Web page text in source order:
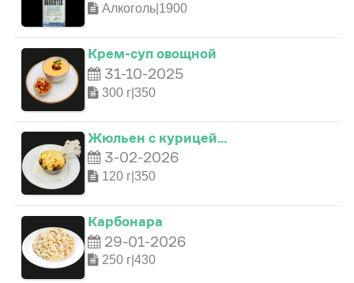
Алкоголь|1900
Крем-суп овощной
31-10-2025
300 г|350
Жюльен с курицей…
3-02-2026
120 г|350
Карбонара
29-01-2026
250 г|430
1
1
3